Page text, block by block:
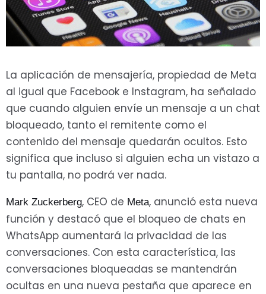
La aplicación de mensajería, propiedad de Meta
al igual que Facebook e Instagram, ha señalado
que cuando alguien envíe un mensaje a un chat
bloqueado, tanto el remitente como el
contenido del mensaje quedarán ocultos. Esto
significa que incluso si alguien echa un vistazo a
tu pantalla, no podrá ver nada.
Mark Zuckerberg, CEO de Meta, anunció esta nueva
función y destacó que el bloqueo de chats en
WhatsApp aumentará la privacidad de las
conversaciones. Con esta característica, las
conversaciones bloqueadas se mantendrán
ocultas en una nueva pestaña que aparece en